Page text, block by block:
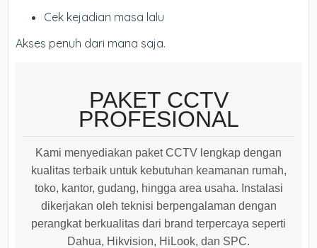
Cek kejadian masa lalu
Akses penuh dari mana saja.
PAKET CCTV
PROFESIONAL
Kami menyediakan paket CCTV lengkap dengan
kualitas terbaik untuk kebutuhan keamanan rumah,
toko, kantor, gudang, hingga area usaha. Instalasi
dikerjakan oleh teknisi berpengalaman dengan
perangkat berkualitas dari brand terpercaya seperti
Dahua, Hikvision, HiLook, dan SPC.